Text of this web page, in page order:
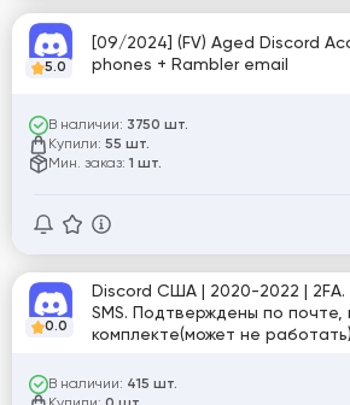
5.0
[09/2024] (FV) Aged Discord
phones + Rambler email
В наличии: 3750 шт.
Купили: 55 шт.
Мин. заказ: 1 шт.
0.0
Discord США | 2020-2022 |
SMS. Подтверждены по почте,
комплекте(может не
В наличии: 415 шт.